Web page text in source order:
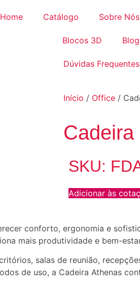
Home Catálogo Sobre Nós
Blocos 3D Blog
Dúvidas Frequentes
Início / Office /
SKU:
Adicionar às
conforto, ergonomia e
mais produtividade e bem-
salas de reunião,
de uso, a Cadeira Athenas